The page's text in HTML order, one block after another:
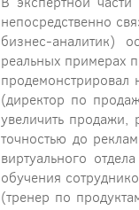
непосредственно
бизнес-аналитик)
реальных примерах
продемонстрировал
(директор по
увеличить продажи,
точностью до
виртуального
обучения
(тренер по